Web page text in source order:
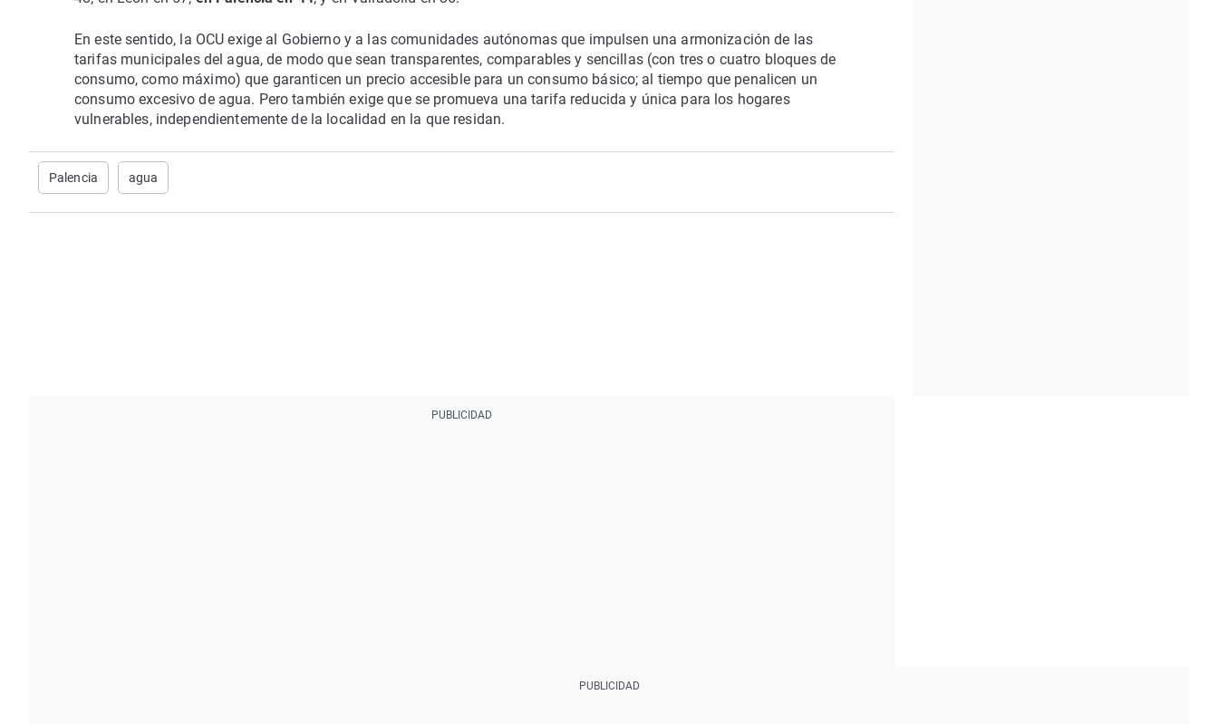
En este sentido, la OCU exige al Gobierno y a las comunidades autónomas que impulsen una armonización de las
tarifas municipales del agua, de modo que sean transparentes, comparables y sencillas (con tres o cuatro bloques de
consumo, como máximo) que garanticen un precio accesible para un consumo básico; al tiempo que penalicen un
consumo excesivo de agua. Pero también exige que se promueva una tarifa reducida y única para los hogares
vulnerables, independientemente de la localidad en la que residan.
Palencia agua